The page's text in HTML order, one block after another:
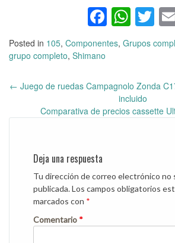
Posted in 105, Componentes, Grupos
grupo completo, Shimano
navigation
← Juego de ruedas Campagnolo Zonda
incluido
Comparativa de precios cassette
Deja una respuesta
Tu dirección de correo electrónico no
publicada.Los campos obligatorios
marcados con *
Comentario *